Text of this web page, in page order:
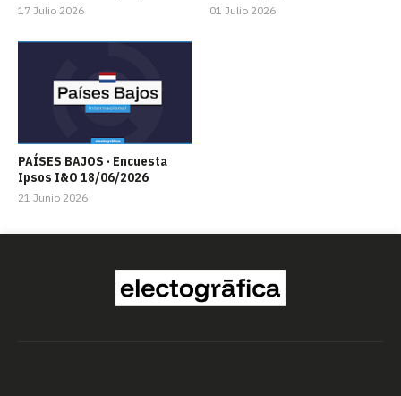
17 Julio 2026 01 Julio 2026
PAÍSES BAJOS · Encuesta
Ipsos I&O 18/06/2026
21 Junio 2026